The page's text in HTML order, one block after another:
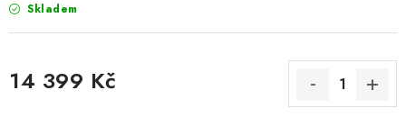
Skladem
14 399 Kč